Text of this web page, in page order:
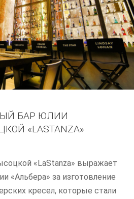
БАР ЮЛИИ
«LASTANZA»
«LaStanza» выражает
«Альбера» за изготовление
кресел, которые стали